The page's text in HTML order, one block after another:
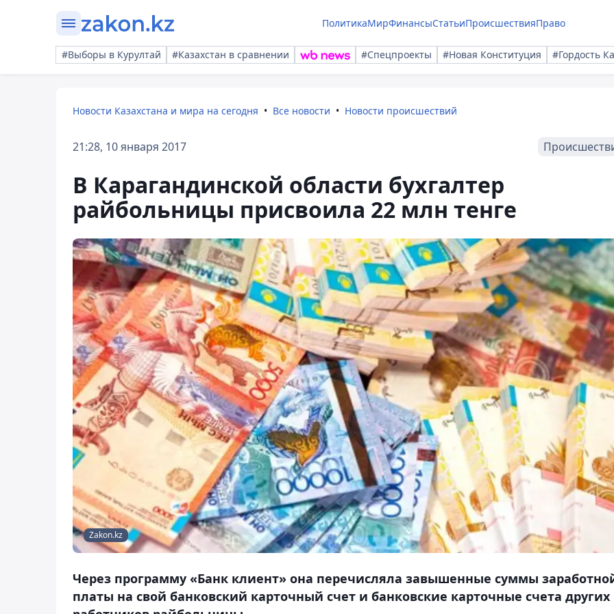
ПолитикаМирФинансыСтатьиПроисшествияПраво
#Выборы в Курултай #Казахстан в сравнении #Спецпроекты #Новая Конституция #Гордость
Новости Казахстана и мира на сегодня Все новости Новости происшествий
21:28, 10 января 2017
В Карагандинской области бухгалтер
райбольницы присвоила 22 млн тенге
Zakon.kz
Через программу «Банк клиент» она перечисляла завышенные суммы
платы на свой банковский карточный счет и банковские карточные счета других